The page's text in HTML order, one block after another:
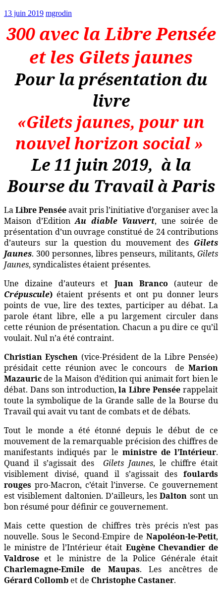
13 juin 2019 mgrodin
300 avec la Libre Pensée
et les Gilets jaunes
Pour la présentation du
livre
«Gilets jaunes, pour un
nouvel horizon social »
Le 11 juin 2019, à la
Bourse du Travail à Paris
LaLibre Penséeavait pris l’initiative d’organiser avec la
Maison d’EditionAu diable Vauvert, une soirée de
présentation d’un ouvrage constitué de 24 contributions
d’auteurs sur la question du mouvement des Gilets
Jaunes. 300 personnes, libres penseurs, militants, Gilets
Jaunes, syndicalistes étaient présentes.
Une dizaine d’auteurs et Juan Branco (auteur de
Crépuscule) étaient présents et ont pu donner leurs
points de vue, lire des textes, participer au débat. La
parole étant libre, elle a pu largement circuler dans
cette réunion de présentation. Chacun a pu dire ce qu’il
voulait. Nul n’a été contraint.
Christian Eyschen (vice-Président de la Libre Pensée)
présidait cette réunion avec le concours
de Marion
Mazauricde la Maison d’édition qui animait fort bien le
débat. Dans son introduction,la Libre Pensée rappelait
toute la symbolique de la Grande salle de la Bourse du
Travail qui avait vu tant de combats et de débats.
Tout le monde a été étonné depuis le début de ce
mouvement de la remarquable précision des chiffres de
manifestants indiqués par le ministre de l’Intérieur.
Quand il s’agissait des
Gilets Jaunes, le chiffre était
visiblement divisé, quand il s’agissait des foulards
rouges pro-Macron, c’était l’inverse. Ce gouvernement
est visiblement daltonien. D’ailleurs, lesDalton sont un
bon résumé pour définir ce gouvernement.
Mais cette question de chiffres très précis n’est pas
nouvelle. Sous le Second-Empire de Napoléon-le-Petit,
le ministre de l’Intérieur était Eugène Chevandier de
Valdrose et le ministre de la Police Générale était
Charlemagne-Emile de Maupas. Les ancêtres de
Gérard Collombet de Christophe Castaner.